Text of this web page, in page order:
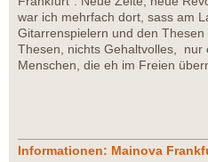
war ich mehrfach dort, sass am
Gitarrenspielern und den
Thesen, nichts Gehaltvolles, nur
Menschen, die eh im Freien
Informationen: Mainova